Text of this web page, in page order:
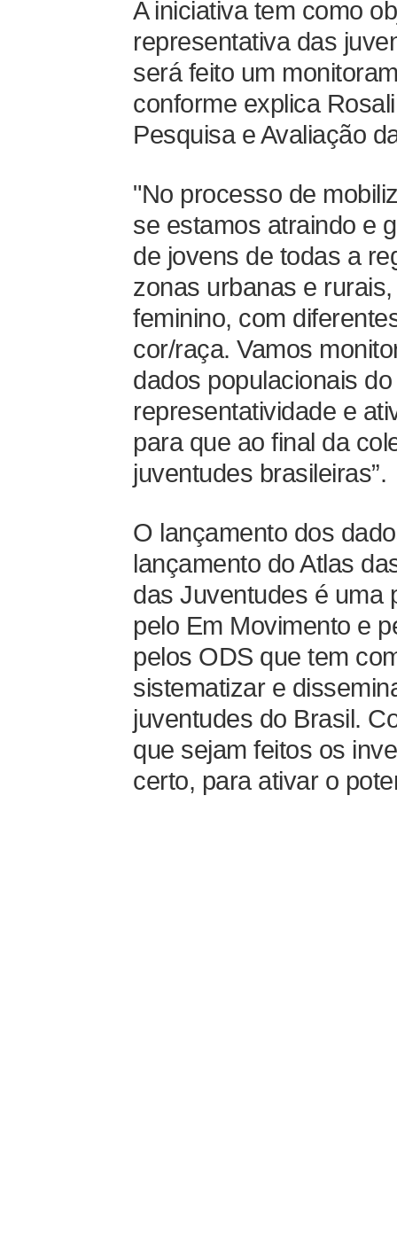
A iniciativa tem como
representativa das
será feito um
conforme explica
Pesquisa e Avaliação
"No processo de
se estamos atraindo e
de jovens de todas a
zonas urbanas e
feminino, com
cor/raça. Vamos
dados populacionais
representatividade e
para que ao final da
juventudes brasileiras”.
O lançamento dos
lançamento do Atlas
das Juventudes é uma
pelo Em Movimento e
pelos ODS que tem
sistematizar e
juventudes do Brasil.
que sejam feitos os
certo, para ativar o